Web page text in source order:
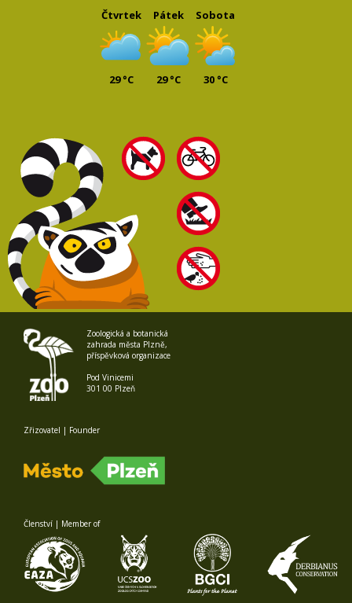
Čtvrtek
29 °C
Pátek
29 °C
Sobota
30 °C
Zoologická a botanická
zahrada města Plzně,
příspěvková organizace
Pod Vinicemi
301 00 Plzeň
Zřizovatel | Founder
Členství | Member of